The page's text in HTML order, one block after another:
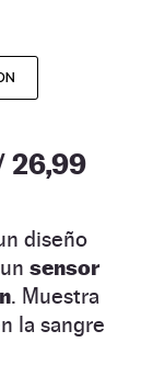
26,99
diseño
sensor
. Muestra
la sangre